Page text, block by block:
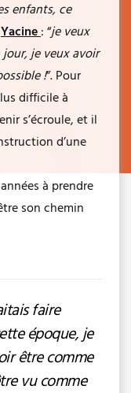
enfants, ce
Yacine : “je veux
je veux avoir
!”. Pour
difficile à
s’écroule, et il
d’une
à prendre
son chemin
faire
époque, je
être comme
vu comme